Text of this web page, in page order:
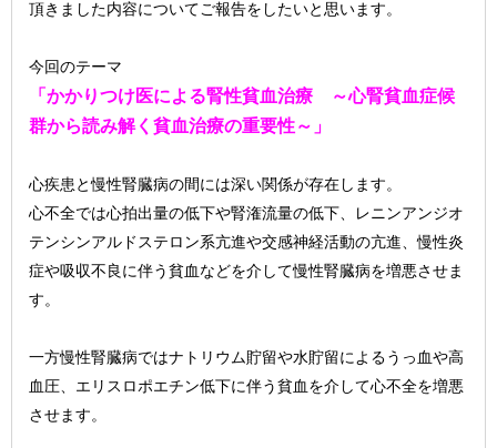
頂きました内容についてご報告をしたいと思います。
今回のテーマ
「かかりつけ医による腎性貧血治療 ～心腎貧血症候
群から読み解く貧血治療の重要性～」
心疾患と慢性腎臓病の間には深い関係が存在します。
心不全では心拍出量の低下や腎潅流量の低下、レニンアンジオ
テンシンアルドステロン系亢進や交感神経活動の亢進、慢性炎
症や吸収不良に伴う貧血などを介して慢性腎臓病を増悪させま
す。
一方慢性腎臓病ではナトリウム貯留や水貯留によるうっ血や高
血圧、エリスロポエチン低下に伴う貧血を介して心不全を増悪
させます。